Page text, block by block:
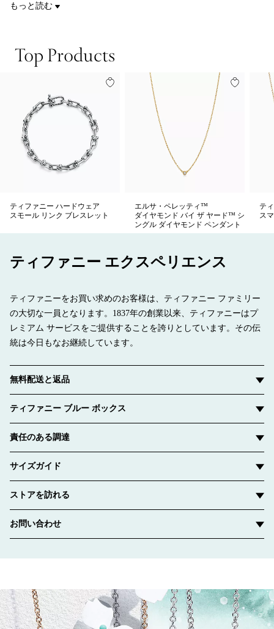
サイズ ミディアム
商品番号:66880729
もっと読む
Top Products
ティファニー ハードウェア
スモール リンク ブレスレット
エルサ・ペレッティ™
ダイヤモンド バイ ザ ヤード™ シ
ングル ダイヤモンド ペンダント
テ
ス
ティファニー エクスペリエンス
ティファニーをお買い求めのお客様は、ティファニー ファミリー
の大切な一員となります。1837年の創業以来、ティファニーはプ
レミアム サービスをご提供することを誇りとしています。その伝
統は今日もなお継続しています。
無料配送と返品
ティファニー ブルー ボックス
責任のある調達
サイズガイド
ストアを訪れる
お問い合わせ